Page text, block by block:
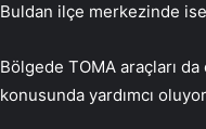
Buldan ilçe merkezinde
Bölgede TOMA araçları
konusunda yardımcı